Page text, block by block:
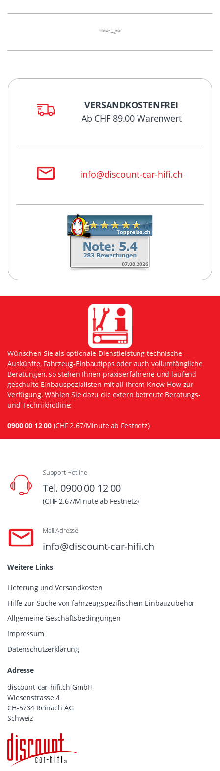
VERSANDKOSTENFREI
Ab CHF 89.00 Warenwert
info@discount-car-hifi.ch
Wünschen Sie als optionale Dienstleistung technische
Auskünfte, Fahrzeug-Einbautipps oder auch vollumfängliche
Beratungen, so stehen Ihnen praxiserfahrene und laufend
geschulte Einbauspezialisten mit all ihrem Know-How zur
Verfügung. Wählen Sie dazu die extern betreute Beratungs-
und Technikhotline:
0900 00 12 00 (CHF 2.67/Minute ab Festnetz)
Support Hotline
Tel. 0900 00 12 00
(CHF 2.67/Minute ab Festnetz)
Mail Adresse
info@discount-car-hifi.ch
Weitere Links
Lieferung und Versandkosten
Hilfe zur Suche von fahrzeugspezifischem Einbauzubehör
Allgemeine Geschäftsbedingungen
Impressum
Datenschutzerklärung
Adresse
discount-car-hifi.ch GmbH
Wiesenstrasse 4
CH-5734 Reinach AG
Schweiz